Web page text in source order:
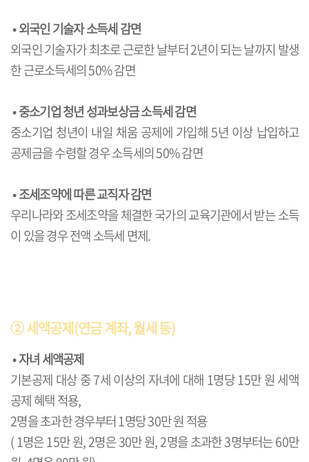
•외국인 기술자 소득세 감면
외국인 기술자가 최초로 근로한 날부터 2년이 되는 날까지 발생
한 근로소득세의 50% 감면
•중소기업 청년 성과보상금 소득세 감면
중소기업 청년이 내일 채움 공제에 가입해 5년 이상 납입하고
공제금을 수령할 경우 소득세의 50% 감면
•조세조약에 따른 교직자 감면
우리나라와 조세조약을 체결한 국가의 교육기관에서 받는 소득
이 있을 경우 전액 소득세 면제.
② 세액공제(연금 계좌, 월세 등)
•자녀 세액공제
기본공제 대상 중 7세 이상의 자녀에 대해 1명당 15만 원 세액
공제 혜택 적용,
2명을 초과한 경우부터 1명당 30만 원 적용
( 1명은 15만 원, 2명은 30만 원, 2명을 초과한 3명부터는 60만